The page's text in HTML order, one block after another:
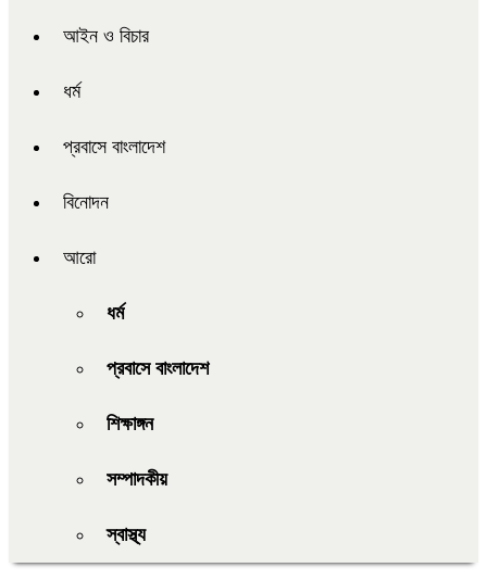
আইন ও বিচার
ধর্ম
প্রবাসে বাংলাদেশ
বিনোদন
আরো
ধর্ম
প্রবাসে বাংলাদেশ
শিক্ষাঙ্গন
সম্পাদকীয়
স্বাস্থ্য